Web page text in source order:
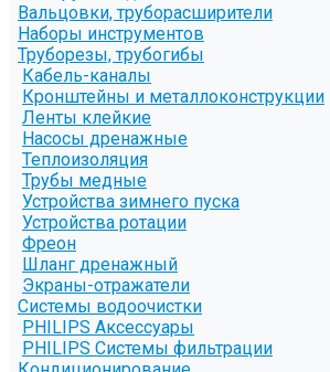
Вальцовки, труборасширители
Наборы инструментов
Труборезы, трубогибы
Кабель-каналы
Кронштейны и металлоконструкции
Ленты клейкие
Насосы дренажные
Теплоизоляция
Трубы медные
Устройства зимнего пуска
Устройства ротации
Фреон
Шланг дренажный
Экраны-отражатели
Системы водоочистки
PHILIPS Аксессуары
PHILIPS Системы фильтрации